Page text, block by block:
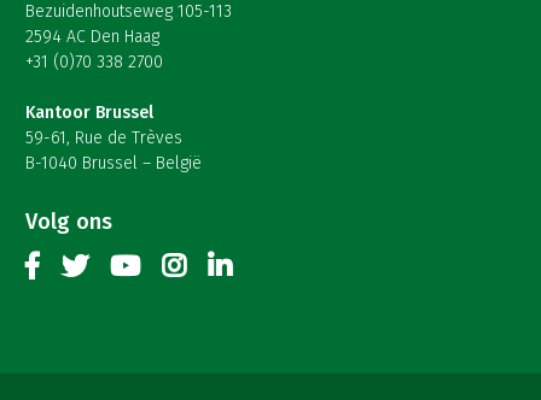
Bezuidenhoutseweg 105-113
2594 AC Den Haag
+31 (0)70 338 2700
Kantoor Brussel
59-61, Rue de Trèves
B-1040 Brussel – België
Volg ons